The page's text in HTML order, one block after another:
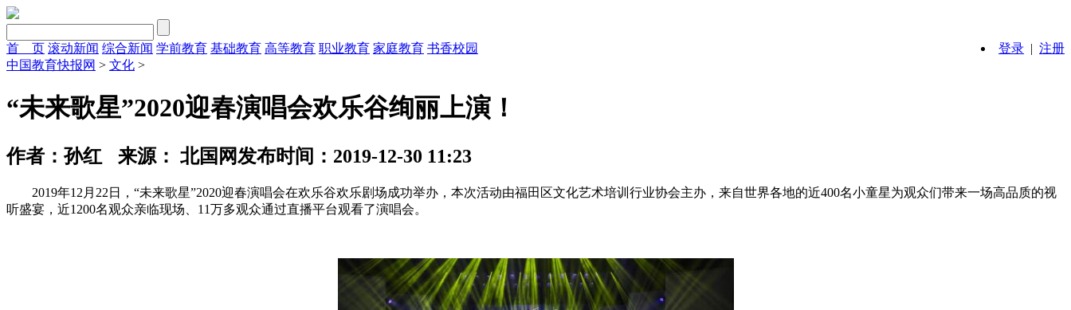
登录 | 注册
首 页 滚动新闻 综合新闻 学前教育 基础教育 高等教育 职业教育 家庭教育 书香校园
中国教育快报网 > 文化 >
“未来歌星”2020迎春演唱会欢乐谷绚丽上演！
发布时间：2019-12-30 11:23
作者：孙红 来源： 北国网
2019年12月22日，“未来歌星”2020迎春演唱会在欢乐谷欢乐剧场成功举办，本次活动由福田区文化艺术培训行业协会主办，来自世界各地的近400名小童星为观众们带来一场高品质的视
听盛宴，近1200名观众亲临现场、11万多观众通过直播平台观看了演唱会。